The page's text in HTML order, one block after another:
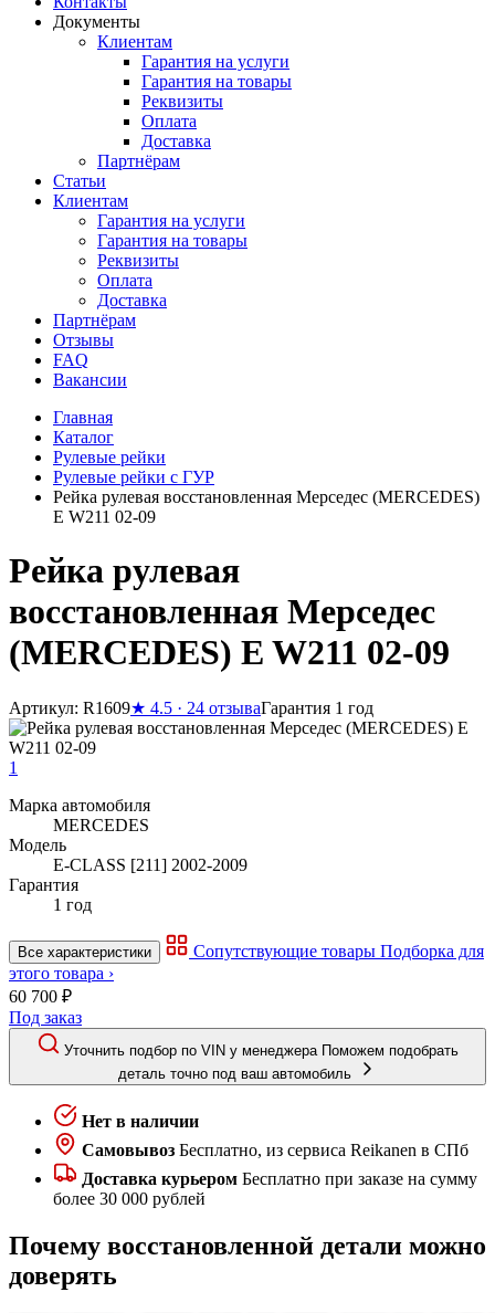
Документы
Клиентам
Гарантия на услуги
Гарантия на товары
Реквизиты
Оплата
Доставка
Партнёрам
Статьи
Клиентам
Гарантия на услуги
Гарантия на товары
Реквизиты
Оплата
Доставка
Партнёрам
Отзывы
FAQ
Вакансии
Главная
Каталог
Рулевые рейки
Рулевые рейки с ГУР
Рейка рулевая восстановленная Мерседес (MERCEDES)
E W211 02-09
Рейка рулевая
восстановленная Мерседес
(MERCEDES) E W211 02-09
Артикул: R1609★ 4.5 · 24 отзываГарантия 1 год
1
Марка автомобиля
MERCEDES
Модель
E-CLASS [211] 2002-2009
Гарантия
1 год
Все характеристики Сопутствующие товары Подборка для
этого товара ›
60 700 ₽
Под заказ
Уточнить подбор по VIN у менеджера Поможем подобрать
деталь точно под ваш автомобиль
Нет в наличии
Самовывоз Бесплатно, из сервиса Reikanen в СПб
Доставка курьером Бесплатно при заказе на сумму
более 30 000 рублей
Почему восстановленной детали можно
доверять